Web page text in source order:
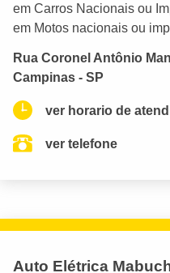
em Carros Nacionais ou
em Motos nacionais ou
Rua Coronel Antônio
Campinas - SP
ver horario de
ver telefone
Auto Elétrica